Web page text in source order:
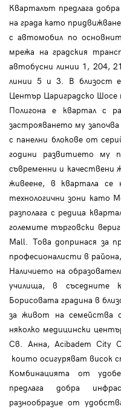
Кварталът предлага
на града като
с автомобил по
мрежа на градския
автобусни линии 1, 204,
линии 5 и 3. В близост
Център Цариградско Шосе
Полигона е квартал с
застрояването му
с панелни блокове от
години развитието му
съвременни и
живеене, в квартала
технологични зони като
разполага с редица
големите търговски
Mall. Това допринася за
професионалисти в
Наличието на
училища, в съседните
Борисовата градина в
за живот на семейства
няколко медицински
Св. Анна, Acibadem City
които осигуряват висок
Комбинацията от
предлага добра
разнообразие от